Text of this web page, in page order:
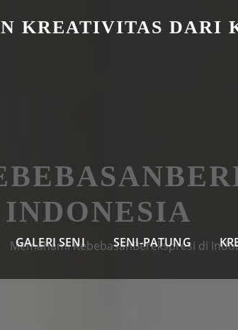
KREATIVITAS DARI
GALERI SENI SENI-PATUNG
INDONESIA
Memahami KebebasanBerekspresi di